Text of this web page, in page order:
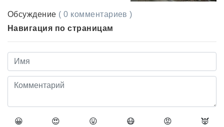
Обсуждение ( 0 комментариев )
Навигация по страницам
😀 😍 😛 😷 😡 👿